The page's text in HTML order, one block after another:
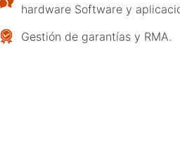
hardware Software y
Gestión de garantías y RMA.